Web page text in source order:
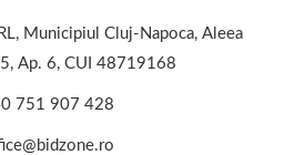
Municipiul Cluj-Napoca, Aleea
5, Ap. 6, CUI 48719168
751 907 428